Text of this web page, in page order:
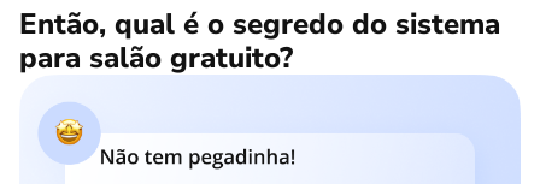
Então, qual é o segredo do sistema
para salão gratuito?